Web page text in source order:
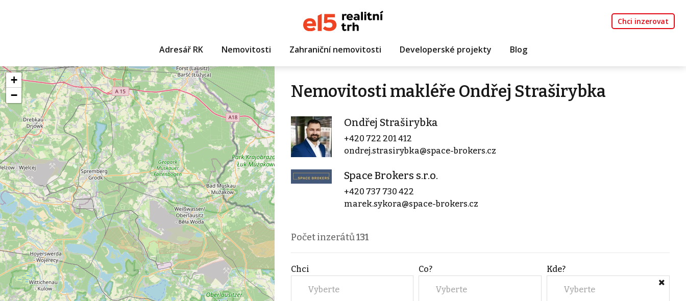
Chci inzerovat
Adresář RK Nemovitosti Zahraniční nemovitosti Developerské projekty Blog
+
−
Nemovitosti makléře Ondřej Straširybka
Ondřej Straširybka
+420 722 201 412
ondrej.strasirybka@space-brokers.cz
Space Brokers s.r.o.
+420 737 730 422
marek.sykora@space-brokers.cz
Počet inzerátů131
Chci
Vyberte
Co?
Vyberte
Kde?
Vyberte